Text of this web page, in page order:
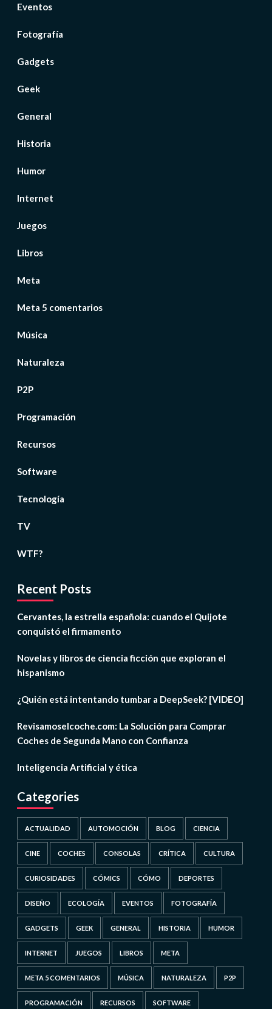
Eventos
Fotografía
Gadgets
Geek
General
Historia
Humor
Internet
Juegos
Libros
Meta
Meta 5 comentarios
Música
Naturaleza
P2P
Programación
Recursos
Software
Tecnología
TV
WTF?
Recent Posts
Cervantes, la estrella española: cuando el Quijote
conquistó el firmamento
Novelas y libros de ciencia ficción que exploran el
hispanismo
¿Quién está intentando tumbar a DeepSeek? [VIDEO]
Revisamoselcoche.com: La Solución para Comprar
Coches de Segunda Mano con Confianza
Inteligencia Artificial y ética
Categories
ACTUALIDAD AUTOMOCIÓN BLOG CIENCIA
CINE COCHES CONSOLAS CRÍTICA CULTURA
CURIOSIDADES CÓMICS CÓMO DEPORTES
DISEÑO ECOLOGÍA EVENTOS FOTOGRAFÍA
GADGETS GEEK GENERAL HISTORIA HUMOR
INTERNET JUEGOS LIBROS META
META 5 COMENTARIOS MÚSICA NATURALEZA P2P
PROGRAMACIÓN RECURSOS SOFTWARE